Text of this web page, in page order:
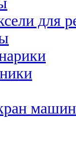
для